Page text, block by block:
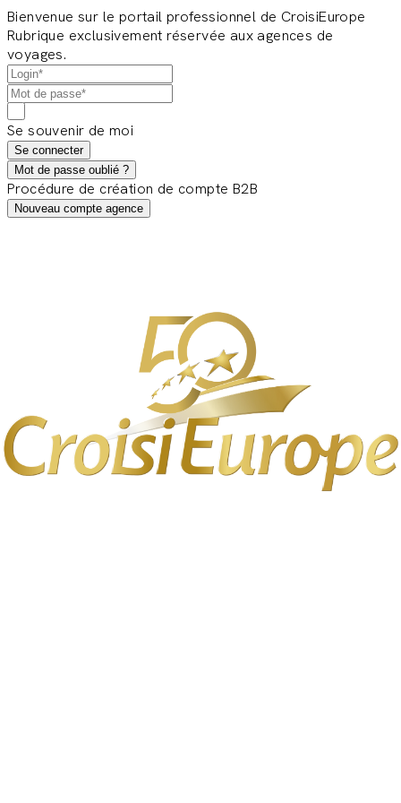
Bienvenue sur le portail professionnel de CroisiEurope
Rubrique exclusivement réservée aux agences de
voyages.
Se souvenir de moi
Se connecter
Mot de passe oublié ?
Procédure de création de compte B2B
Nouveau compte agence